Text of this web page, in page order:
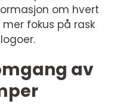
om hvert
fokus på rask
av